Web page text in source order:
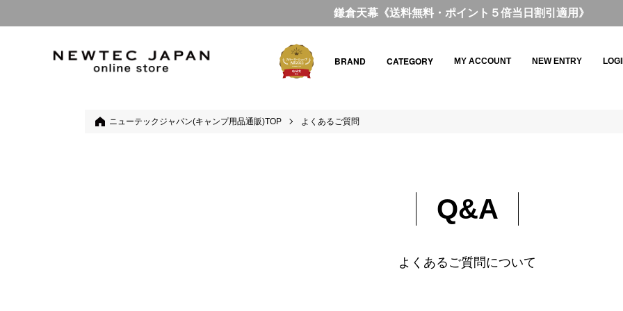
鎌倉天幕《送料無料・ポイント５倍当日割引適用》
BRAND CATEGORY MY ACCOUNT NEW ENTRY
ニューテックジャパン(キャンプ用品通販)TOP よくあるご質問
Q&A
よくあるご質問について